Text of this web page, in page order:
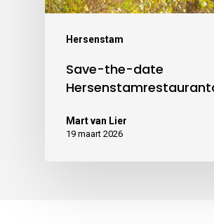
Hersenstam
Save-the-date
Mart van Lier
19 maart 2026